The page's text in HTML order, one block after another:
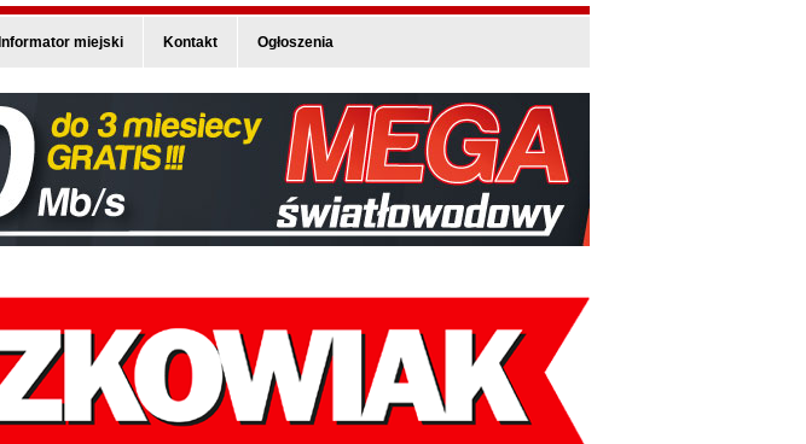
Informator miejski Kontakt Ogłoszenia